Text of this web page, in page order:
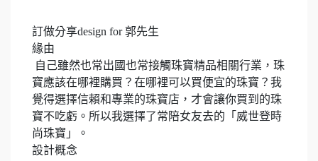
訂做分享design for郭先生
緣由
自己雖然也常出國也常接觸珠寶精品相關行業，珠
寶應該在哪裡購買？在哪裡可以買便宜的珠寶？我
覺得選擇信賴和專業的珠寶店，才會讓你買到的珠
寶不吃虧。所以我選擇了常陪女友去的「威世登時
尚珠寶」。
設計概念